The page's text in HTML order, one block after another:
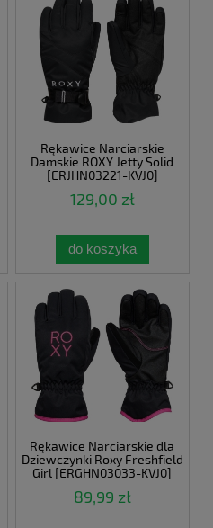
Rękawice Narciarskie
Damskie ROXY Jetty Solid
[ERJHN03221-KVJ0]
129,00 zł
do koszyka
Rękawice Narciarskie dla
Dziewczynki Roxy Freshfield
Girl [ERGHN03033-KVJ0]
89,99 zł